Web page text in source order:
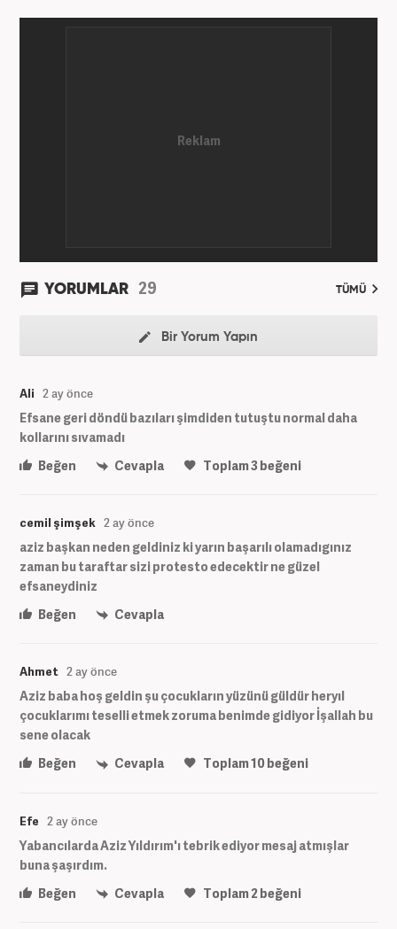
YORUMLAR 29 TÜMÜ
Bir Yorum Yapın
Ali 2 ay önce
Efsane geri döndü bazıları şimdiden tutuştu normal daha
kollarını sıvamadı
Beğen
Cevapla Toplam3beğeni
cemil şimşek 2 ay önce
aziz başkan neden geldiniz ki yarın başarılı olamadıgınız
zaman bu taraftar sizi protesto edecektir ne güzel
efsaneydiniz
Beğen
Cevapla
Ahmet 2 ay önce
Aziz baba hoş geldin şu çocukların yüzünü güldür heryıl
çocuklarımı teselli etmek zoruma benimde gidiyor İşallah bu
sene olacak
Beğen
Cevapla Toplam10beğeni
Efe 2 ay önce
Yabancılarda Aziz Yıldırım'ı tebrik ediyor mesaj atmışlar
buna şaşırdım.
Beğen
Cevapla Toplam2 beğeni